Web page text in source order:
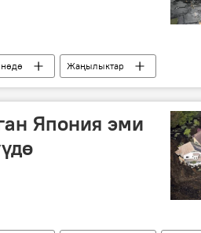
Жаңылыктар
шаары
Кюсю аралы
Япония эми